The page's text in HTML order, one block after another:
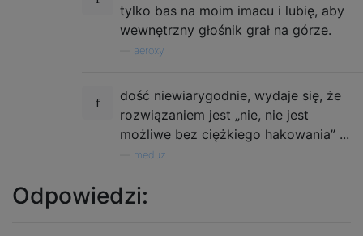
tylko bas na moim imacu i lubię, aby
wewnętrzny głośnik grał na górze.
aeroxy
dość niewiarygodnie, wydaje się, że
rozwiązaniem jest „nie, nie jest
możliwe bez ciężkiego hakowania” ...
meduz
Odpowiedzi: